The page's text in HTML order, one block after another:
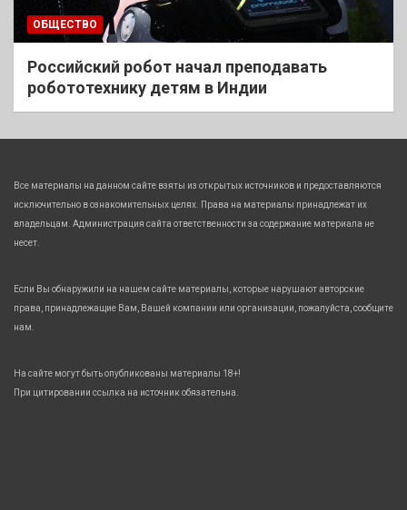
ОБЩЕСТВО
Российский робот начал преподавать
робототехнику детям в Индии
Все материалы на данном сайте взяты из открытых источников и предоставляются
исключительно в ознакомительных целях. Права на материалы принадлежат их
владельцам. Администрация сайта ответственности за содержание материала не
несет.
Если Вы обнаружили на нашем сайте материалы, которые нарушают авторские
права, принадлежащие Вам, Вашей компании или организации, пожалуйста, сообщите
нам.
На сайте могут быть опубликованы материалы 18+!
При цитировании ссылка на источник обязательна.